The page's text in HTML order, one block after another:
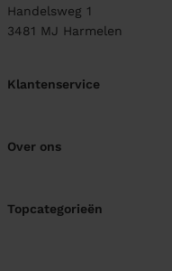
Handelsweg 1
3481 MJ Harmelen
Klantenservice
Over ons
Topcategorieën